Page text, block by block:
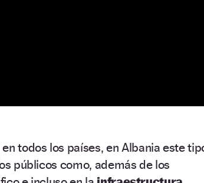
en todos los países, en Albania este
públicos como, además de los